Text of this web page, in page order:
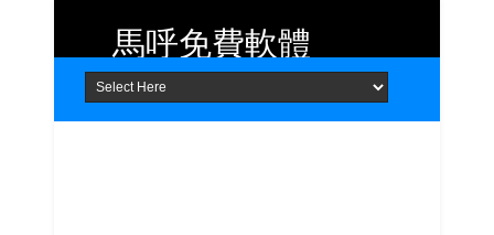
Home About Contact
馬呼免費軟體
提供 Android、iOS 好用的手機應用
程式及 Windows 免費軟體